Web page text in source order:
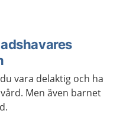
vara delaktig och ha
Men även barnet